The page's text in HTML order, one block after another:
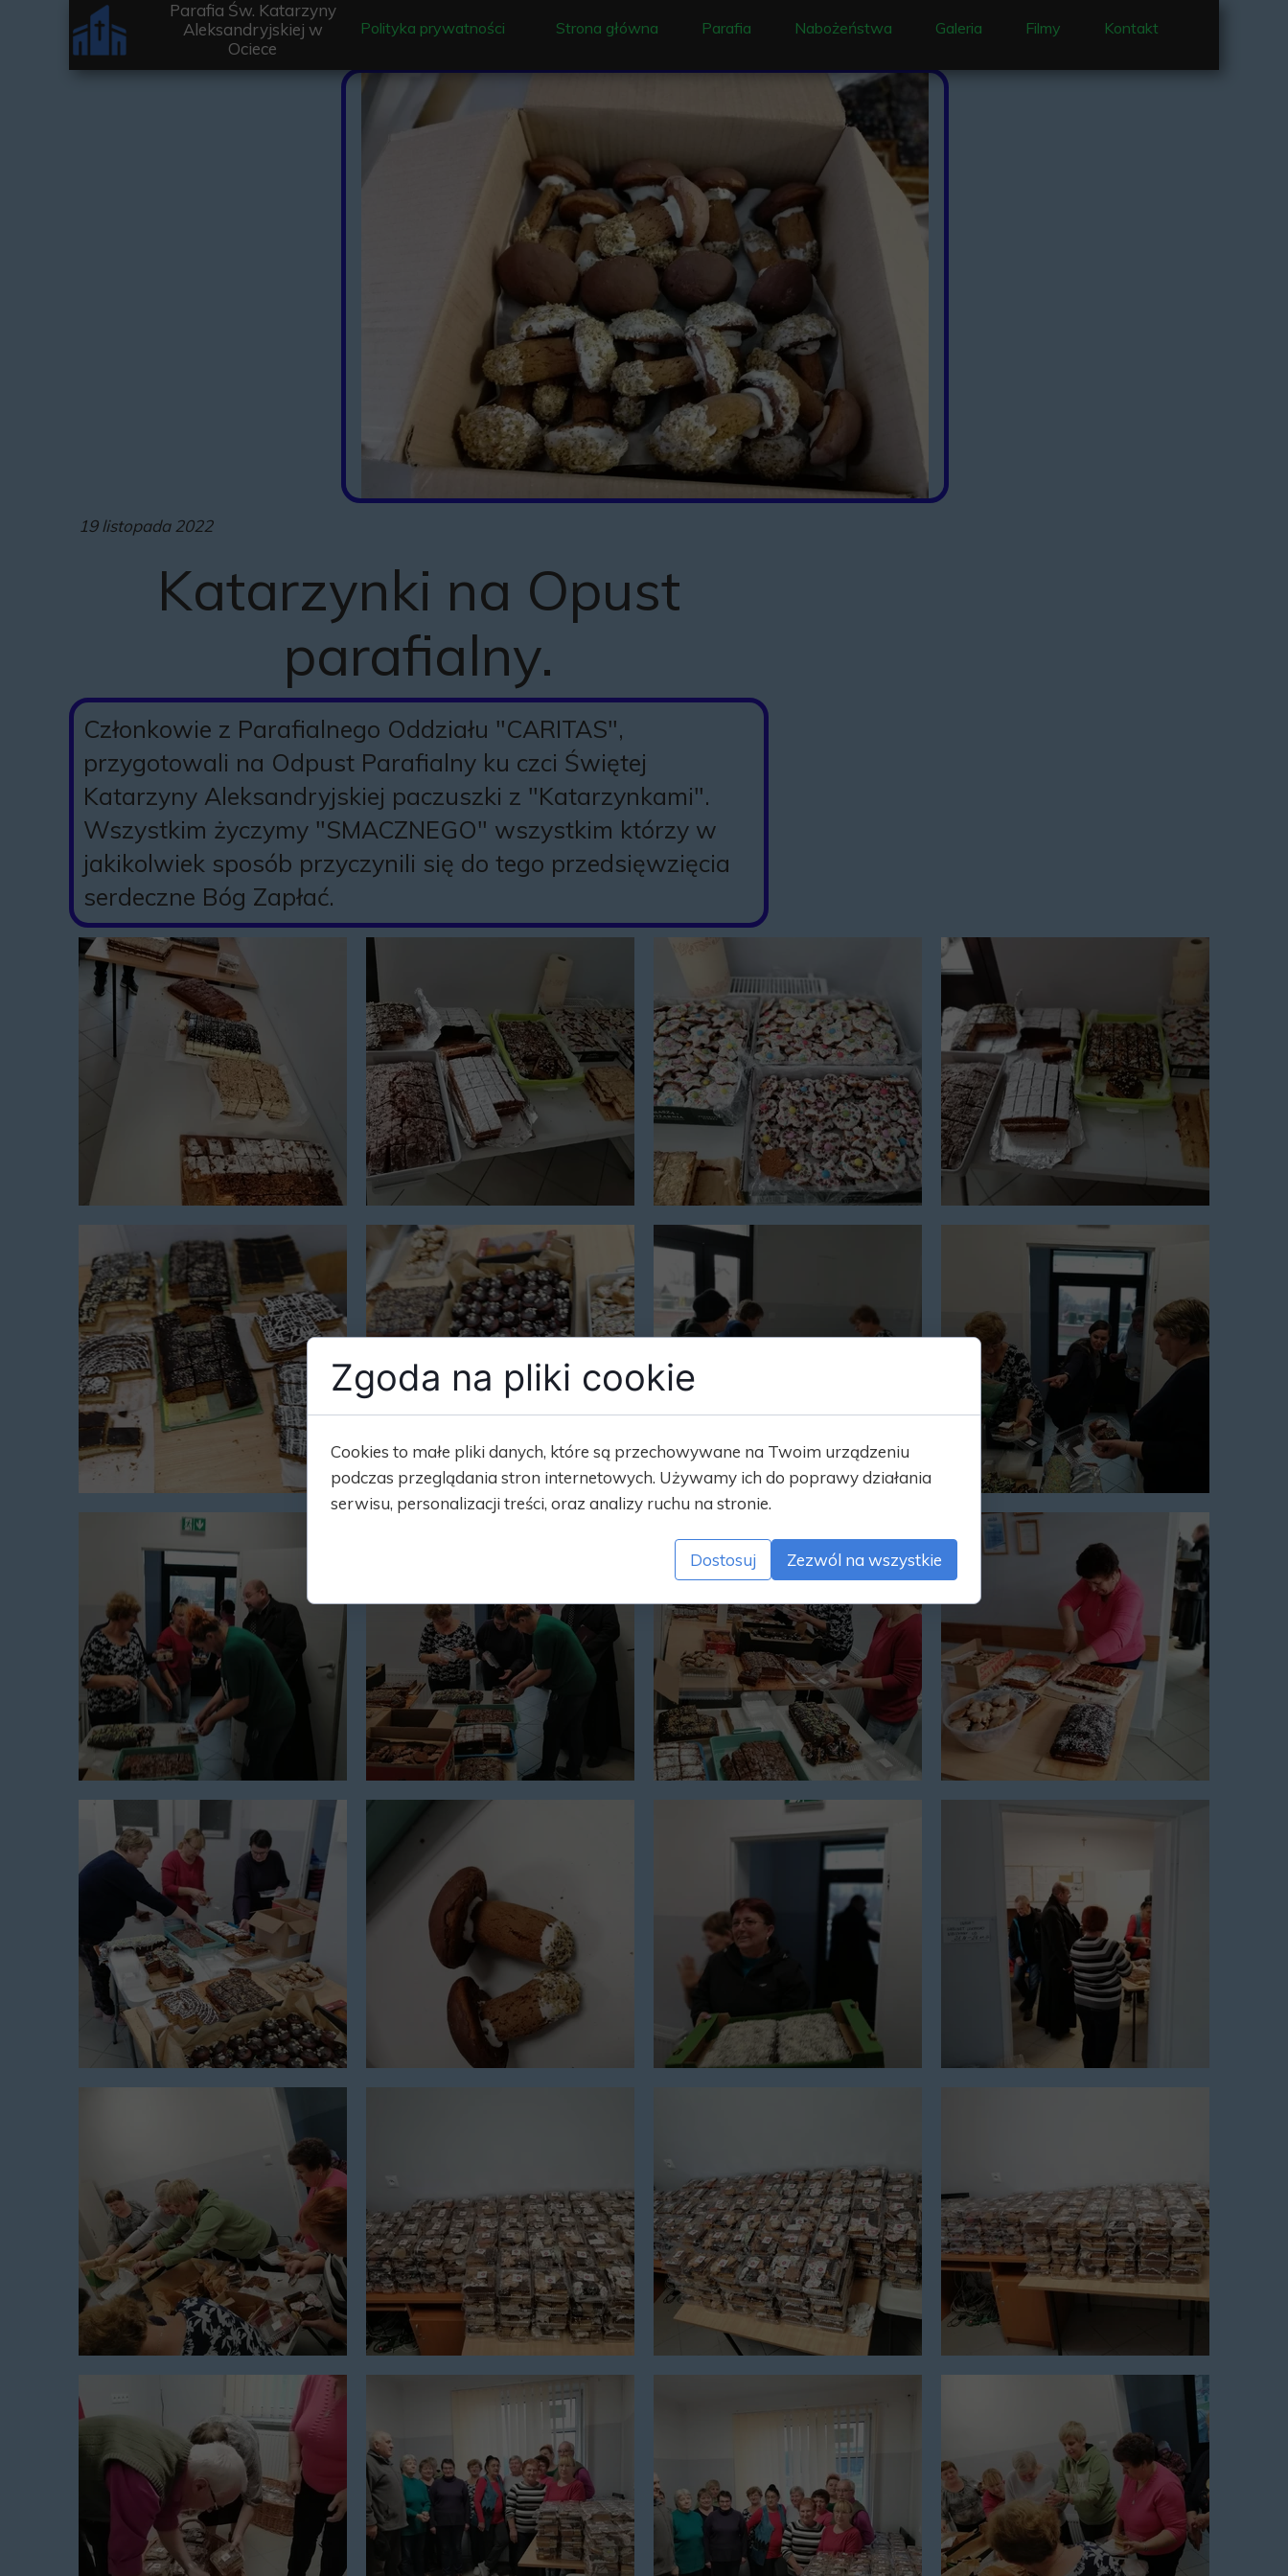
Parafia Św. Katarzyny
Aleksandryjskiej w
Ociece
Polityka prywatności Strona główna Parafia
Ogłoszenie
Historia
Proboszczowie pracujący w parafii
Historia parafii i wsi Ocieka
Dzwony w Ociece
Konserwacja obrazu Matki Bożej Ocieckiej
Historia Ochronki w Ociece
Historia kapliczki
Misja ks. prałata Marka Pawełka
Historia Kościoła murowanego
Nabożeństwa
Liturgia i nabożeństwa
Intencje Nowennowe
Sakramenty
Rekolekcje
Galeria Filmy Kontakt
19 listopada 2022
Katarzynki na Opust
parafialny.
Członkowie z Parafialnego Oddziału "CARITAS",
przygotowali na Odpust Parafialny ku czci Świętej
Katarzyny Aleksandryjskiej paczuszki z "Katarzynkami".
Wszystkim życzymy "SMACZNEGO" wszystkim którzy w
jakikolwiek sposób przyczynili się do tego przedsięwzięcia
serdeczne Bóg Zapłać.
Zgoda na pliki cookie
Cookies to małe pliki danych, które są przechowywane na Twoim urządzeniu
podczas przeglądania stron internetowych. Używamy ich do poprawy działania
serwisu, personalizacji treści, oraz analizy ruchu na stronie.
Dostosuj Zezwól na wszystkie